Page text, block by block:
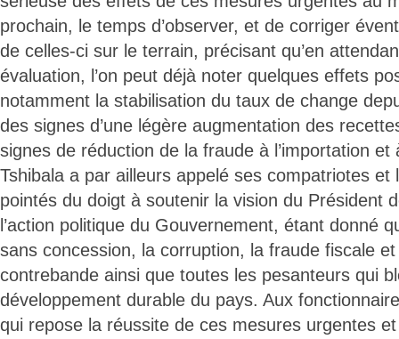
prochain, le temps d’observer, et de corriger
de celles-ci sur le terrain, précisant qu’en
évaluation, l’on peut déjà noter quelques effets
notamment la stabilisation du taux de change
des signes d’une légère augmentation des
signes de réduction de la fraude à l’importation et
Tshibala a par ailleurs appelé ses compatriotes et
pointés du doigt à soutenir la vision du Président
l’action politique du Gouvernement, étant donné
sans concession, la corruption, la fraude fiscale
contrebande ainsi que toutes les pesanteurs qui
développement durable du pays. Aux
qui repose la réussite de ces mesures urgentes